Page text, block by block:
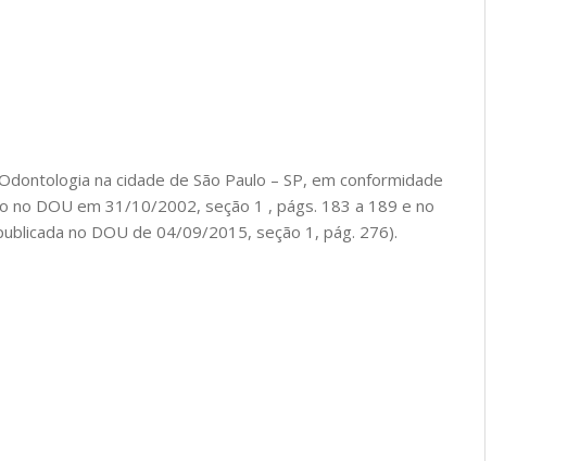
na cidade de São Paulo – SP, em conformidade
no DOU em 31/10/2002, seção 1 , págs. 183 a 189 e no
no DOU de 04/09/2015, seção 1, pág. 276).